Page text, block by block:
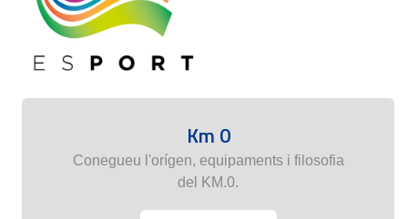
Km 0
Conegueu l'orígen, equipaments i filosofia
del KM.0.